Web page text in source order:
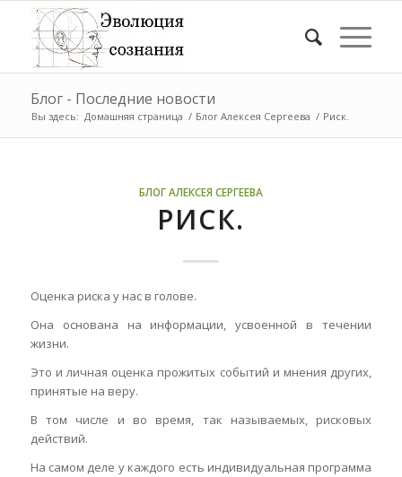
Блог - Последние новости
Вы здесь: Домашняя страница / Блог Алексея Сергеева / Риск.
БЛОГ АЛЕКСЕЯ СЕРГЕЕВА
РИСК.
Оценка риска у нас в голове.
Она основана на информации, усвоенной в течении
жизни.
Это и личная оценка прожитых событий и мнения других,
принятые на веру.
В том числе и во время, так называемых, рисковых
действий.
На самом деле у каждого есть индивидуальная программа